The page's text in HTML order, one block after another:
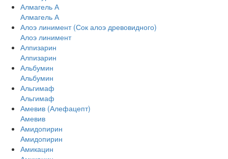
Алмагель А
Алмагель А
Алоэ линимент (Сок алоэ древовидного)
Алоэ линимент
Алпизарин
Алпизарин
Альбумин
Альбумин
Альгимаф
Альгимаф
Амевив (Алефацепт)
Амевив
Амидопирин
Амидопирин
Амикацин